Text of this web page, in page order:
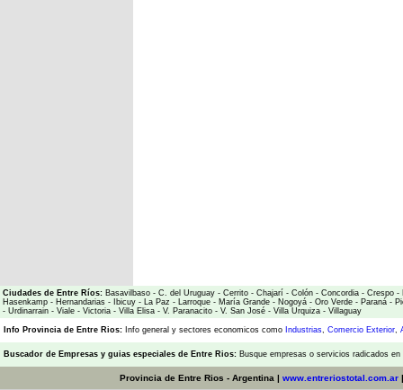
Ciudades de Entre Ríos: Basavilbaso - C. del Uruguay - Cerrito - Chajarí - Colón - Concordia - Crespo -
Hasenkamp - Hernandarias - Ibicuy - La Paz - Larroque - María Grande - Nogoyá - Oro Verde - Paraná -
- Urdinarrain - Viale - Victoria - Villa Elisa - V. Paranacito - V. San José - Villa Urquiza - Villaguay
Info Provincia de Entre Rios: Info general y sectores economicos como Industrias, Comercio Exterior,
Buscador de Empresas y guias especiales de Entre Rios: Busque empresas o servicios radicados
Provincia de Entre Rios - Argentina | www.entreriostotal.com.ar